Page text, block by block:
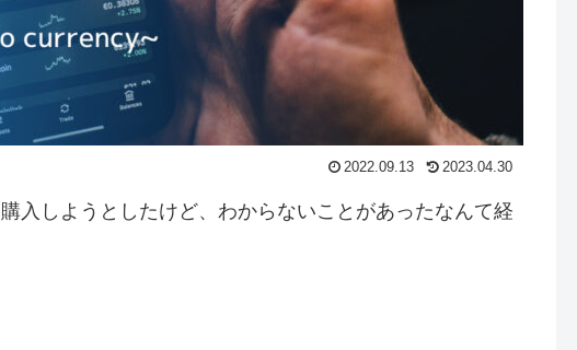
2022.09.13 2023.04.30
入しようとしたけど、わからないことがあったなんて経